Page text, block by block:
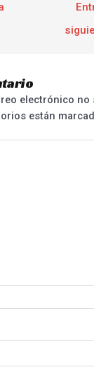
electrónico no
están